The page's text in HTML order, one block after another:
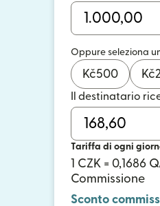
Oppure seleziona
Kč500 Kč
Il destinatario
Tariffa di ogni
1 CZK = 0,1686
Commissione
Sconto